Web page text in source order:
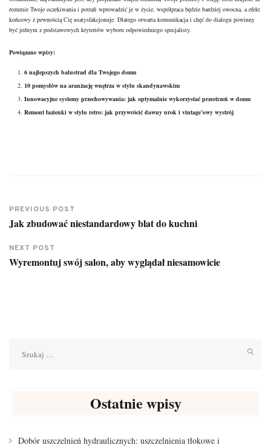
rozumie Twoje oczekiwania i potrafi wprowadzić je w życie, współpraca będzie bardziej owocna, a efekt
końcowy z pewnością Cię usatysfakcjonuje. Dlatego otwarta komunikacja i chęć do dialogu powinny
być jednym z podstawowych kryteriów wyboru odpowiedniego specjalisty.
Powiązane wpisy:
6 najlepszych balustrad dla Twojego domu
10 pomysłów na aranżację wnętrza w stylu skandynawskim
Innowacyjne systemy przechowywania: jak optymalnie wykorzystać przestrzeń w domu
Remont łazienki w stylu retro: jak przywrócić dawny urok i vintage’owy wystrój
PREVIOUS POST
Jak zbudować niestandardowy blat do kuchni
NEXT POST
Wyremontuj swój salon, aby wyglądał niesamowicie
Ostatnie wpisy
Dobór uszczelnień hydraulicznych: uszczelnienia tłokowe i